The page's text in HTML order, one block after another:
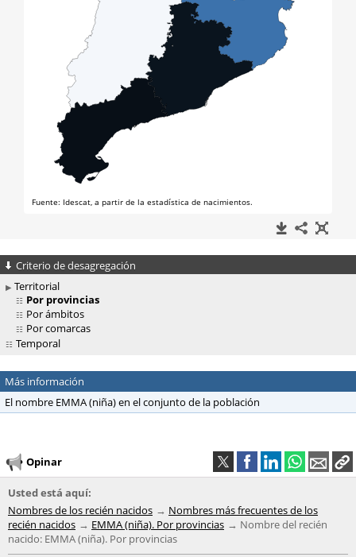
Criterio de desagregación
Territorial
Por provincias
Por ámbitos
Por comarcas
Temporal
Más información
El nombre EMMA (niña) en el conjunto de la población
Opinar
Usted está aquí:
Nombres de los recién nacidos
Nombres más frecuentes de los
recién nacidos
EMMA (niña). Por provincias
Nombre del recién
nacido: EMMA (niña). Por provincias